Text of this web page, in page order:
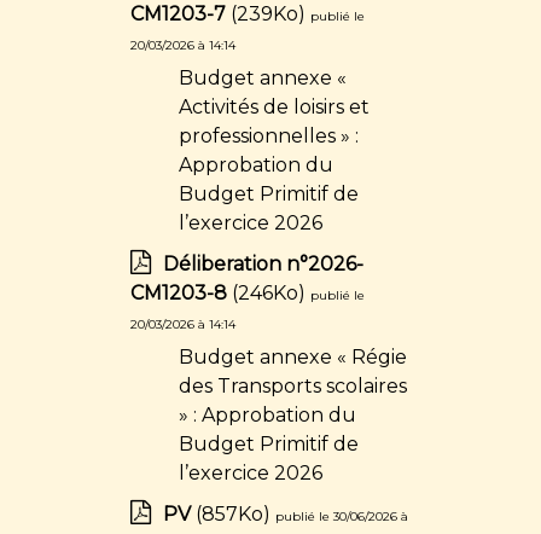
CM1203-7(239Ko) publié le
20/03/2026 à 14:14
Budget annexe «
Activités de loisirs et
professionnelles » :
Approbation du
Budget Primitif de
l’exercice 2026
Déliberation n°2026-
CM1203-8(246Ko) publié le
20/03/2026 à 14:14
Budget annexe « Régie
des Transports scolaires
» : Approbation du
Budget Primitif de
l’exercice 2026
PV(857Ko) publié le 30/06/2026 à